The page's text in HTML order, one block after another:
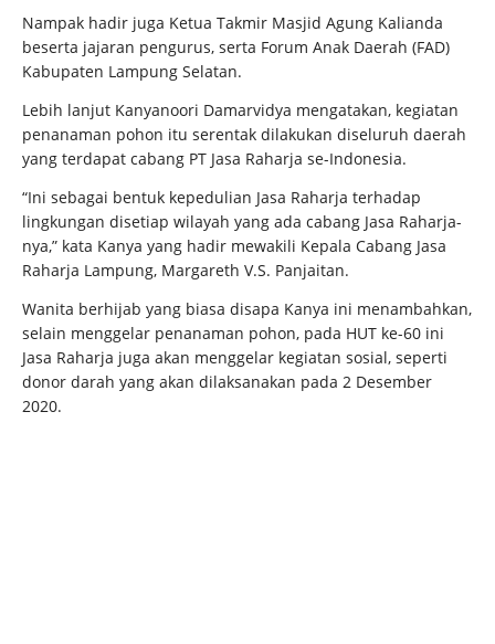
Nampak hadir juga Ketua Takmir Masjid Agung Kalianda
beserta jajaran pengurus, serta Forum Anak Daerah (FAD)
Kabupaten Lampung Selatan.
Lebih lanjut Kanyanoori Damarvidya mengatakan, kegiatan
penanaman pohon itu serentak dilakukan diseluruh daerah
yang terdapat cabang PT Jasa Raharja se-Indonesia.
“Ini sebagai bentuk kepedulian Jasa Raharja terhadap
lingkungan disetiap wilayah yang ada cabang Jasa Raharja-
nya,” kata Kanya yang hadir mewakili Kepala Cabang Jasa
Raharja Lampung, Margareth V.S. Panjaitan.
Wanita berhijab yang biasa disapa Kanya ini menambahkan,
selain menggelar penanaman pohon, pada HUT ke-60 ini
Jasa Raharja juga akan menggelar kegiatan sosial, seperti
donor darah yang akan dilaksanakan pada 2 Desember
2020.